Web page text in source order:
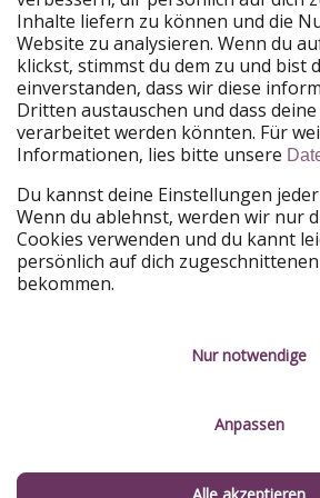
Unsere Märkte
PiratinViaggio
VakantiePiraten
VoyagesPirates
Urlaubspiraten
TravelPirates
HolidayPirates Group
Lerne uns kennen
Über uns
Nachhaltigkeit
Kontakt
Service-
Inhalte liefern zu können und die
Website zu analysieren. Wenn du
klickst, stimmst du dem zu und bist
einverstanden, dass wir diese
Dritten austauschen und dass
verarbeitet werden könnten. Für
Informationen, lies bitte unsere
Du kannst deine Einstellungen
Wenn du ablehnst, werden wir nur
Cookies verwenden und du kannt
persönlich auf dich
bekommen.
Nur notwendige
Anpassen